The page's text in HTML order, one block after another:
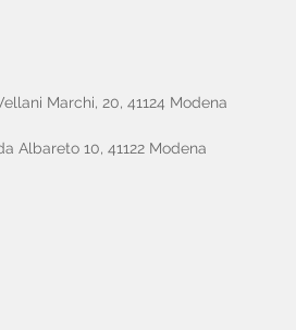
Marchi, 20, 41124 Modena
Albareto 10, 41122 Modena